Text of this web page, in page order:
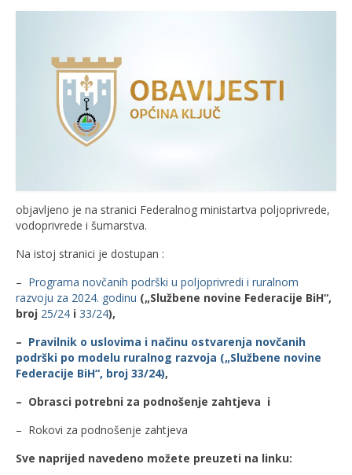
Program energetske efikasnosti u stambenom
objavljeno je na stranici Federalnog ministartva poljoprivrede,
vodoprivrede i šumarstva.
Na istoj stranici je dostupan :
– Programa novčanih podrški u poljoprivredi i ruralnom
razvoju za 2024. godinu („Službene novine Federacije BiH“,
broj 25/24 i 33/24),
– Pravilnik o uslovima i načinu ostvarenja novčanih
podrški po modelu ruralnog razvoja („Službene novine
Federacije BiH“, broj 33/24),
– Obrasci potrebni za podnošenje zahtjeva i
– Rokovi za podnošenje zahtjeva
Sve naprijed navedeno možete preuzeti na linku: